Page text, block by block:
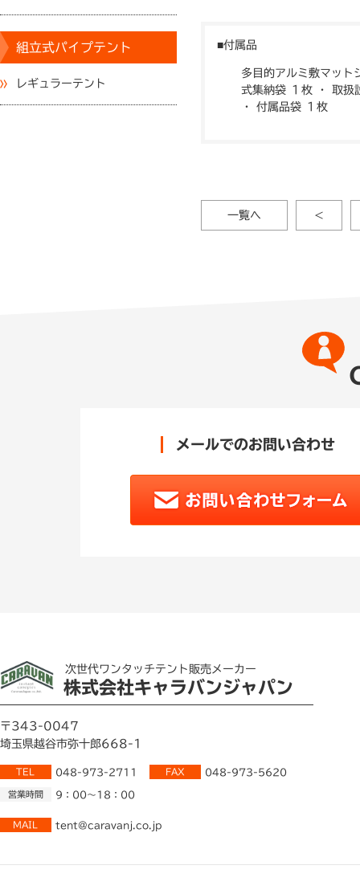
組立式パイプテント
レギュラーテント
付属品
多目的アルミ敷マッ
式集納袋 １枚 ・ 取扱
・ 付属品袋 １枚
一覧へ <
メールでのお問い合わせ
次世代ワンタッチテント販売メーカー
株式会社キャラバンジャパン
〒343-0047
埼玉県越谷市弥十郎668-1
TEL 048-973-2711 FAX 048-973-5620
営業時間 9：00～18：00
MAIL tent@caravanj.co.jp